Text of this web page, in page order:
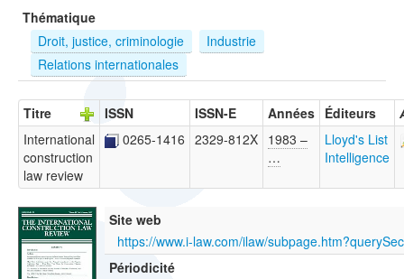
EN
ES
?
Thématique
Droit, justice, criminologie
Industrie
Relations internationales
Titre ISSN ISSN-E Années Éditeurs
International
construction
law review
0265-1416 2329-812X 1983 –
…
Lloyd's List
Intelligence
Site web
Périodicité